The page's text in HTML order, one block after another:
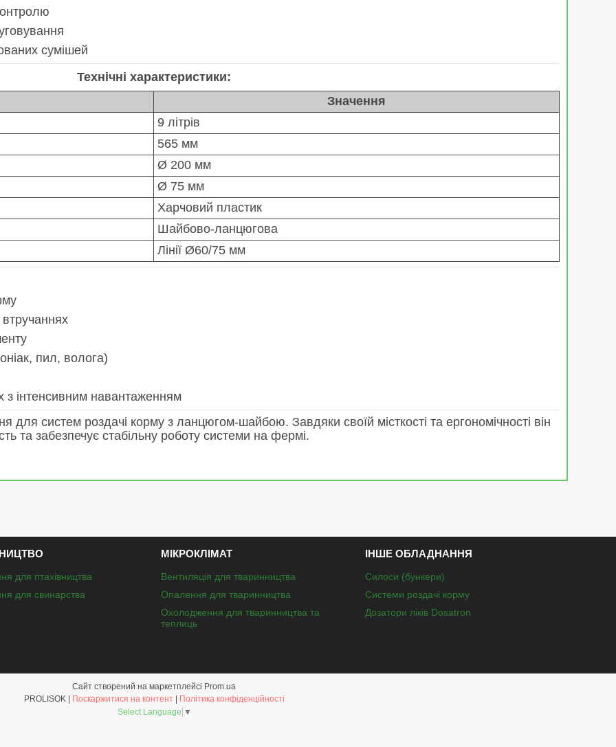
сумішей
Технічні характеристики:
Значення
9 літрів
565 мм
Ø 200 мм
Ø 75 мм
Харчовий пластик
Шайбово-ланцюгова
Лінії Ø60/75 мм
пил, волога)
інтенсивним навантаженням
для систем роздачі корму з ланцюгом-шайбою. Завдяки своїй місткості та ергономічності він
та забезпечує стабільну роботу системи на фермі.
для птахівництва
для свинарства
МІКРОКЛІМАТ
Вентиляція для тваринництва
Опалення для тваринництва
Охолодження для тваринництва та
теплиць
ІНШЕ ОБЛАДНАННЯ
Силоси (бункери)
Системи роздачі корму
Дозатори ліків Dosatron
Сайт створений на маркетплейсі Prom.ua
Поскаржитися на контент
Політика конфіденційності
Select Language ▼